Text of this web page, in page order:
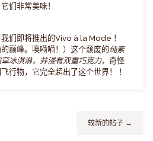
们非常美味！
们即将推出的Vivo à la Mode ！
巅峰。噢嗬嗬！）这个颓废的纯素
冰淇淋，并浸有双重巧克力， 奇怪
行物，它完全超出了这个世界！ ！
较新的帖子 →